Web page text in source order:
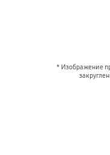
* Изображение